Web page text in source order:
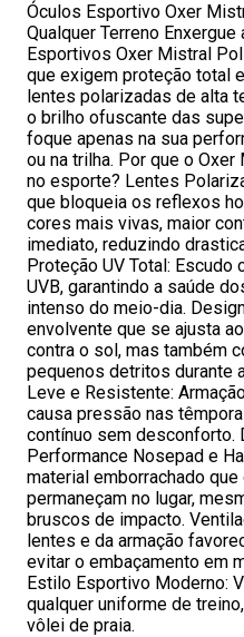
Óculos Esportivo Oxer
Qualquer Terreno
Esportivos Oxer Mistral
que exigem proteção total
lentes polarizadas de alta
o brilho ofuscante das
foque apenas na sua
ou na trilha. Por que o
no esporte? Lentes
que bloqueia os reflexos
cores mais vivas, maior
imediato, reduzindo
Proteção UV Total: Escudo
UVB, garantindo a saúde
intenso do meio-dia.
envolvente que se ajusta
contra o sol, mas também
pequenos detritos durante
Leve e Resistente:
causa pressão nas
contínuo sem desconforto.
Performance Nosepad e
material emborrachado
permaneçam no lugar,
bruscos de impacto.
lentes e da armação
evitar o embaçamento em
Estilo Esportivo Moderno:
qualquer uniforme de
vôlei de praia.